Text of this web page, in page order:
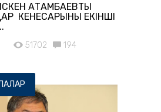
АТАМБАЕВТЫ
КЕНЕСАРЫНЫ ЕКІНШІ
51702 194